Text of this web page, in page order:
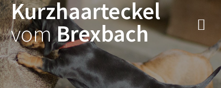
Kurzhaarteckel
vomBrexbach